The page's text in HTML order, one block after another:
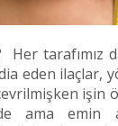
Her tarafımız
eden ilaçlar,
işin
ama emin